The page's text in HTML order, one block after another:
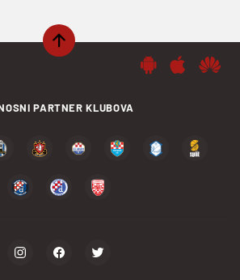
PARTNER KLUBOVA